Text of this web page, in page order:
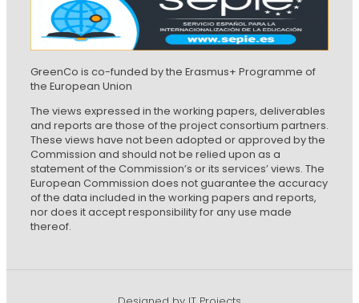
GreenCo is co-funded by the Erasmus+ Programme of
the European Union
The views expressed in the working papers, deliverables
and reports are those of the project consortium partners.
These views have not been adopted or approved by the
Commission and should not be relied upon as a
statement of the Commission’s or its services’ views. The
European Commission does not guarantee the accuracy
of the data included in the working papers and reports,
nor does it accept responsibility for any use made
thereof.